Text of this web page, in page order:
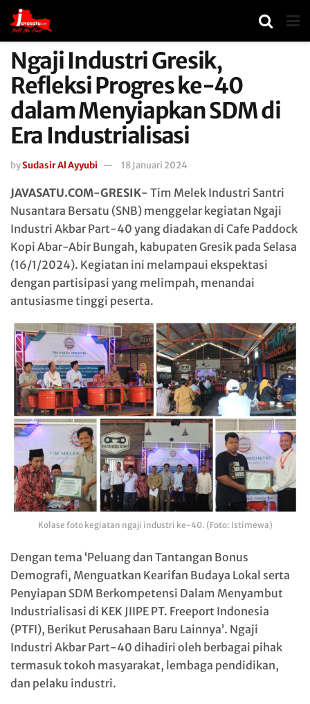
Ngaji Industri Gresik,
Refleksi Progres ke-40
dalam Menyiapkan SDM di
Era Industrialisasi
bySudasir Al Ayyubi 18 Januari 2024
JAVASATU.COM-GRESIK- Tim Melek Industri Santri
Nusantara Bersatu (SNB) menggelar kegiatan Ngaji
Industri Akbar Part-40 yang diadakan di Cafe Paddock
Kopi Abar-Abir Bungah, kabupaten Gresik pada Selasa
(16/1/2024). Kegiatan ini melampaui ekspektasi
dengan partisipasi yang melimpah, menandai
antusiasme tinggi peserta.
Kolase foto kegiatan ngaji industri ke-40. (Foto: Istimewa)
Dengan tema ‘Peluang dan Tantangan Bonus
Demografi, Menguatkan Kearifan Budaya Lokal serta
Penyiapan SDM Berkompetensi Dalam Menyambut
Industrialisasi di KEK JIIPE PT. Freeport Indonesia
(PTFI), Berikut Perusahaan Baru Lainnya’. Ngaji
Industri Akbar Part-40 dihadiri oleh berbagai pihak
termasuk tokoh masyarakat, lembaga pendidikan,
dan pelaku industri.